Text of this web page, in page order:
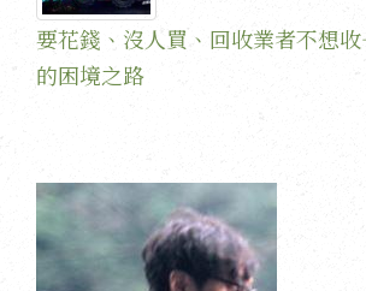
要花錢、沒人買、回收業者不想
的困境之路